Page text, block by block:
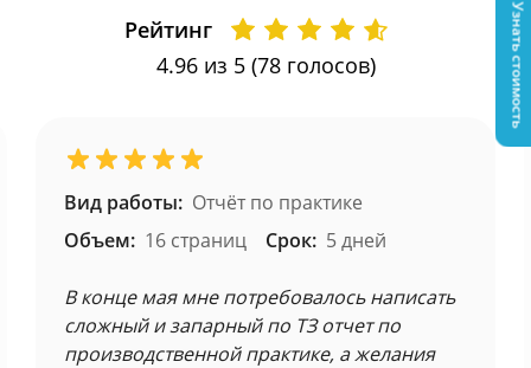
Рейтинг
4.96из 5 (78 голосов)
Вид работы: Отчёт по практике
Объем: 16 страниц Срок: 5 дней
В конце мая мне потребовалось написать
сложный и запарный по ТЗ отчет по
производственной практике, а желания
Узнать стоимость